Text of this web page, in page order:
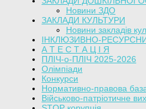
Новини ЗДО
ЗАКЛАДИ КУЛЬТУРИ
Новини закладів
ІНКЛЮЗИВНО-
А Т Е С Т А Ц І Я
ПЛІЧ-о-ПЛІЧ 2025-2026
Олімпіади
Конкурси
Нормативно-правова
Військово-патріотичне